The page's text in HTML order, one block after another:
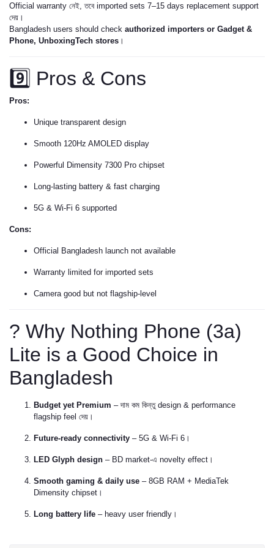
Official warranty নেই, তবে imported sets 7–15 days replacement support
দেয়।
Bangladesh users should check authorized importers or Gadget &
Phone, UnboxingTech stores ।
9️⃣ Pros & Cons
Pros:
Unique transparent design
Smooth 120Hz AMOLED display
Powerful Dimensity 7300 Pro chipset
Long-lasting battery & fast charging
5G & Wi-Fi 6 supported
Cons:
Official Bangladesh launch not available
Warranty limited for imported sets
Camera good but not flagship-level
? Why Nothing Phone (3a)
Lite is a Good Choice in
Bangladesh
Budget yet Premium – দাম কম কিন্তু design & performance
flagship feel দেয়।
Future-ready connectivity – 5G & Wi-Fi 6।
LED Glyph design – BD market-এ novelty effect।
Smooth gaming & daily use – 8GB RAM + MediaTek
Dimensity chipset।
Long battery life – heavy user friendly।